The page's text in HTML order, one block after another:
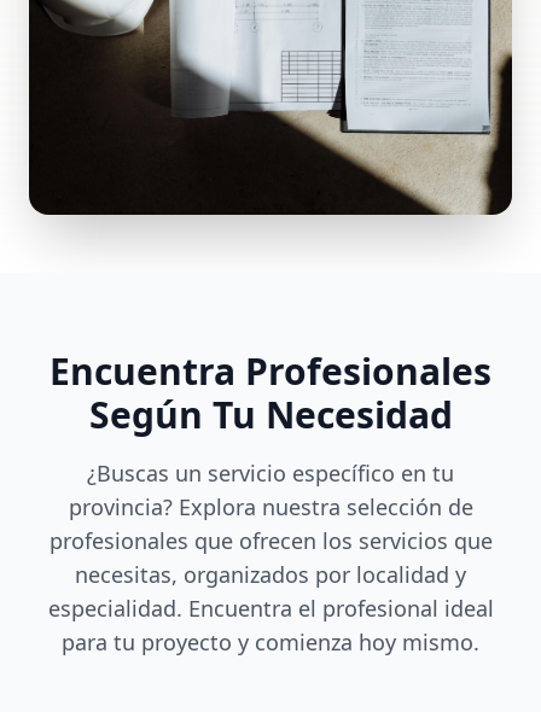
Encuentra Profesionales
Según Tu Necesidad
¿Buscas un servicio específico en tu
provincia? Explora nuestra selección de
profesionales que ofrecen los servicios que
necesitas, organizados por localidad y
especialidad. Encuentra el profesional ideal
para tu proyecto y comienza hoy mismo.